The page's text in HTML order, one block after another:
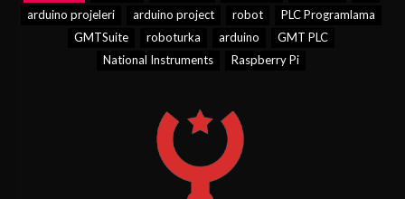
arduino projeleri
arduino project robot
PLC Programlama
GMTSuite
roboturka arduino
GMT PLC
National Instruments
Raspberry Pi